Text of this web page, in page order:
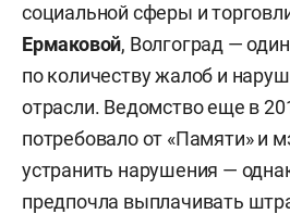
социальной сферы и
Ермаковой, Волгоград —
по количеству жалоб и
отрасли. Ведомство еще в
потребовало от «Памяти» и
устранить нарушения —
предпочла выплачивать